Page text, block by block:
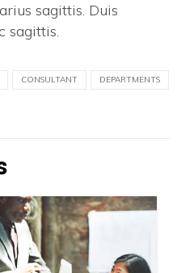
sagittis. Duis
sagittis.
CONSULTANT DEPARTMENTS